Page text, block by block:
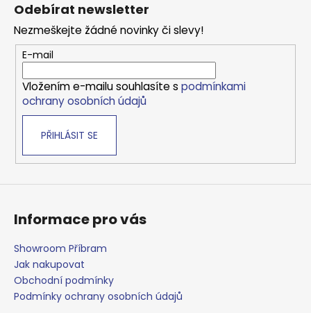
Odebírat newsletter
Nezmeškejte žádné novinky či slevy!
E-mail
Vložením e-mailu souhlasíte s podmínkami
ochrany osobních údajů
PŘIHLÁSIT SE
Informace pro vás
Showroom Příbram
Jak nakupovat
Obchodní podmínky
Podmínky ochrany osobních údajů